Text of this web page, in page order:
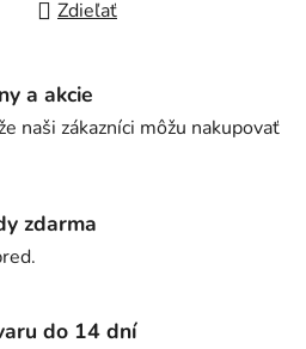
Zdieľať
a akcie
naši zákazníci môžu nakupovať
zdarma
do 14 dní